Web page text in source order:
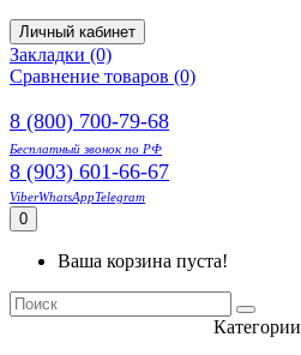
Личный кабинет
Закладки (0)
Сравнение товаров (0)
8 (800) 700-79-68
Бесплатный звонок по РФ
8 (903) 601-66-67
ViberWhatsAppTelegram
0
Ваша корзина пуста!
Категории